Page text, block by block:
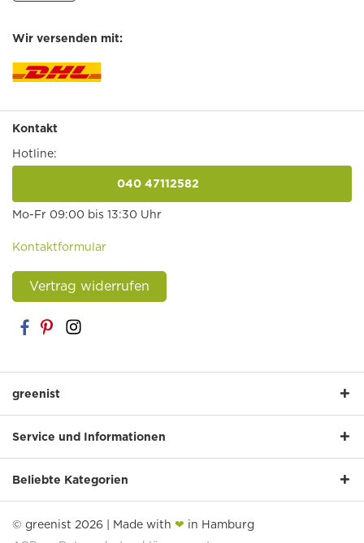
Wir versenden mit:
Kontakt
Hotline:
040 47112582
Mo-Fr 09:00 bis 13:30 Uhr
Kontaktformular
Vertrag widerrufen
greenist
Service und Informationen
Beliebte Kategorien
© greenist 2026 | Made with ❤ in Hamburg